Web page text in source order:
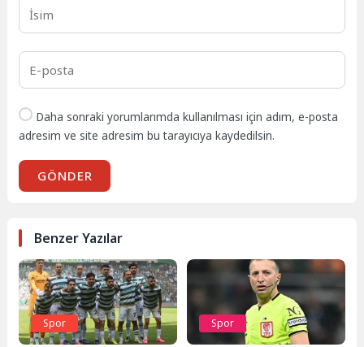
Daha sonraki yorumlarımda kullanılması için adım, e-posta
adresim ve site adresim bu tarayıcıya kaydedilsin.
GÖNDER
Benzer Yazılar
Spor Spor